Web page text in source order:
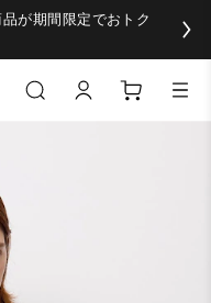
が期間限定でおトク